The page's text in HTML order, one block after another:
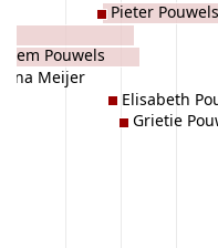
Pouwels
Meijer
Pieter Pouwels
Elisabeth
Grietie